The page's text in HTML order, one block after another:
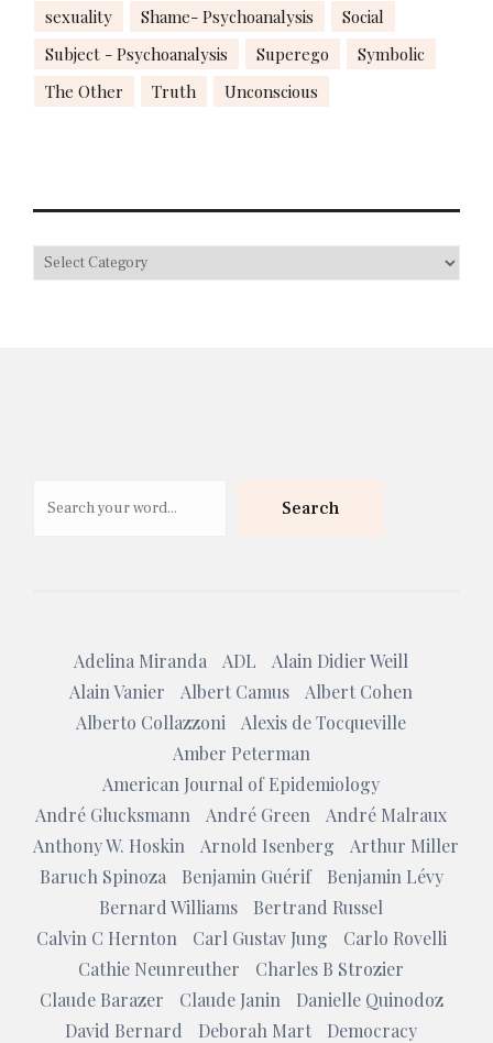
sexuality Shame- Psychoanalysis
Social
Subject - Psychoanalysis
Superego
Symbolic
The Other
Truth Unconscious
Search
Adelina Miranda ADL
Alain Didier Weill
Alain Vanier
Albert Camus
Albert Cohen
Alberto Collazzoni
Alexis de Tocqueville
Amber Peterman
American Journal of Epidemiology
André Glucksmann
André Green
André Malraux
Anthony W. Hoskin
Arnold Isenberg
Arthur Miller
Baruch Spinoza
Benjamin Guérif
Benjamin Lévy
Bernard Williams
Bertrand Russel
Calvin C Hernton
Carl Gustav Jung
Carlo Rovelli
Cathie Neunreuther
Charles B Strozier
Claude Barazer
Claude Janin
Danielle Quinodoz
David Bernard
Deborah Mart
Democracy